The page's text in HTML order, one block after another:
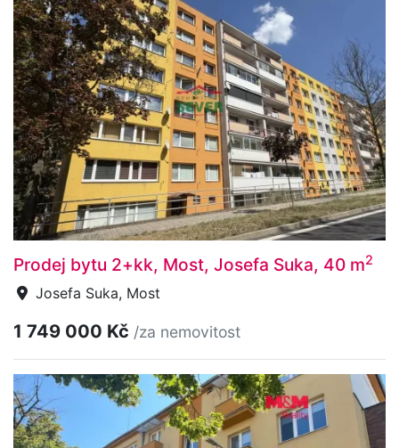
Prodej bytu 2+kk, Most, Josefa Suka, 40 m2
Josefa Suka, Most
1 749 000 Kč /za nemovitost